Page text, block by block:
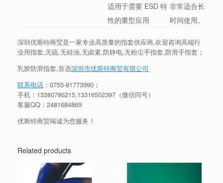
适用于需要 ESD 特
性的重型应用
非常适合长
时间使用。
深圳优斯特商贸是一家专业高质量的指套供应商,欢迎咨询高端行
业用指套,无硫,无硅油,无卤素,防静电,无粉尘手指套,防滑手指套；
乳胶防滑指套,首选深圳市优斯特商贸有限公司
联系电话 ： 0755-81773990 ；
手机： 13380786215,13316502397（微信同号）
客服QQ：2481684869
优斯特商贸竭诚为您服务！
Related products